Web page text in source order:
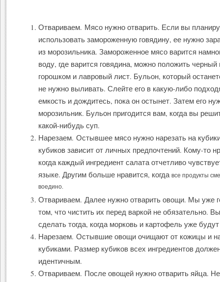
Отвариваем. Мясо нужно отварить. Если вы
использовать замороженную говядину, ее нужно
из морозильника. Замороженное мясо варится
воду, где варится говядина, можно положить черный
горошком и лавровый лист. Бульон, который
не нужно выливать. Слейте его в какую-либо
емкость и дождитесь, пока он остынет. Затем его
морозильник. Бульон пригодится вам, когда вы
какой-нибудь суп.
Нарезаем. Остывшее мясо нужно нарезать на
кубиков зависит от личных предпочтений. Кому-то
когда каждый ингредиент салата отчетливо
языке. Другим больше нравится, когдавсе продукты
воедино.
Отвариваем. Далее нужно отварить овощи. Мы уже
том, что чистить их перед варкой не обязательно.
сделать тогда, когда морковь и картофель уже
Нарезаем. Остывшие овощи очищают от кожицы и
кубиками. Размер кубиков всех ингредиентов
идентичным.
Отвариваем. После овощей нужно отварить яйца.